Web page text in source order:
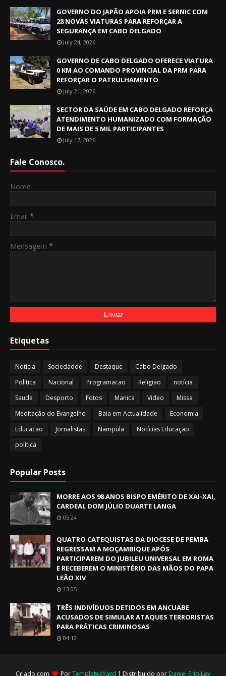
GOVERNO DO JAPÃO APOIA PRM E SERNIC COM
28 NOVAS VIATURAS PARA REFORÇAR A
SEGURANÇA EM CABO DELGADO
July 24, 2026
GOVERNO DE CABO DELGADO OFERECE VIATURA
0 KM AO COMANDO PROVINCIAL DA PRM PARA
REFORÇAR O PATRULHAMENTO
July 21, 2026
SECTOR DA SAÚDE EM CABO DELGADO REFORÇA
ATENDIMENTO HUMANIZADO COM FORMAÇÃO
DE MAIS DE 5 MIL PARTICIPANTES
July 17, 2026
Fale Conosco.
Nome
Email *
Mensagem *
Etiquetas
Noticia Sociedadde Destaque
Cabo Delgado
Politica
Nacional Programacao Religiao
notícia
Saude
Desporto Fotos Manica Video
Missa
Meditação do Evangelho
Baia em Actualidade
Economia
Educacao
Jornalistas Nampula
Notícias Educação
política
Popular Posts
MORRE AOS 98 ANOS BISPO EMÉRITO DE XAI-XAI,
CARDEAL DOM JÚLIO DUARTE LANGA
05:24
QUATRO CATEQUISTAS DA DIOCESE DE PEMBA
REGRESSAM A MOÇAMBIQUE APÓS
PARTICIPAREM DO JUBILEU UNIVERSAL EM ROMA
E RECEBEREM O MINISTÉRIO DAS MÃOS DO PAPA
LEÃO XIV
13:05
TRÊS INDIVÍDUOS DETIDOS EM ANCUABE
ACUSADOS DE SIMULAR ATAQUES TERRORISTAS
PARA PRÁTICAS CRIMINOSAS
04:12
Criado com PorTemplatesYard | Distribuido por Daniel Erio Ley